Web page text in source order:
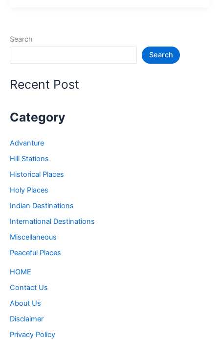
जगह
Places
Search
Search
Recent Post
Category
Advanture
Hill Stations
Historical Places
Holy Places
Indian Destinations
International Destinations
Miscellaneous
Peaceful Places
HOME
Contact Us
About Us
Disclaimer
Privacy Policy